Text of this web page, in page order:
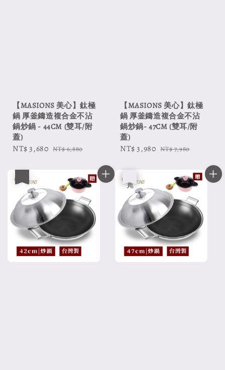
【MASIONS 美心】鈦極
鍋 厚釜鑄造複合金不沾
鍋炒鍋 - 44CM (雙耳/附
蓋)
Sale
NT$ 3,680 Regular
NT$ 6,880
【MASIONS 美心】鈦極
鍋 厚釜鑄造複合金不沾
鍋炒鍋- 47CM (雙耳/附
蓋)
Sale
NT$ 3,980 Regular
NT$ 7,980